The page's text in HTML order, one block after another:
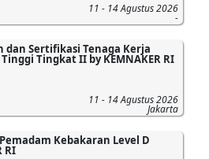
11 - 14 Agustus 2026
-
dan Sertifikasi Tenaga Kerja
Tingkat II by KEMNAKER RI
11 - 14 Agustus 2026
Jakarta
Kebakaran Level D
RI